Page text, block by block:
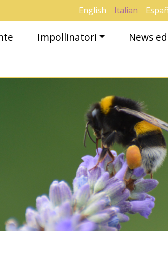
English Italian
Impollinatori News